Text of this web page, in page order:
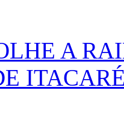
A